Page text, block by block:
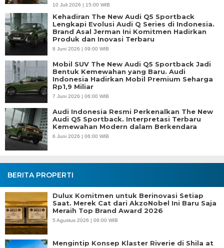
10 Juli 2026 | 15:00 WIB
Kehadiran The New Audi Q5 Sportback
Lengkapi Evolusi Audi Q Series di Indonesia.
Brand Asal Jerman Ini Komitmen Hadirkan
Produk dan Inovasi Terbaru
8 Juni 2026 | 09:00 WIB
Mobil SUV The New Audi Q5 Sportback Jadi
Bentuk Kemewahan yang Baru. Audi
Indonesia Hadirkan Mobil Premium Seharga
Rp1,9 Miliar
7 Juni 2026 | 06:00 WIB
Audi Indonesia Resmi Perkenalkan The New
Audi Q5 Sportback. Interpretasi Terbaru
Kemewahan Modern dalam Berkendara
6 Juni 2026 | 06:00 WIB
BERITA PROPERTI
Dulux Komitmen untuk Berinovasi Setiap
Saat. Merek Cat dari AkzoNobel Ini Baru Saja
Meraih Top Brand Award 2026
5 Agustus 2026 | 06:00 WIB
Mengintip Konsep Klaster Riverie di Shila at